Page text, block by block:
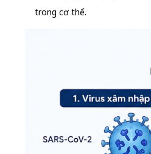
trong cơ thể.